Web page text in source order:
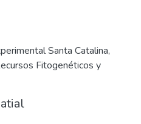
Santa Catalina,
Fitogenéticos y